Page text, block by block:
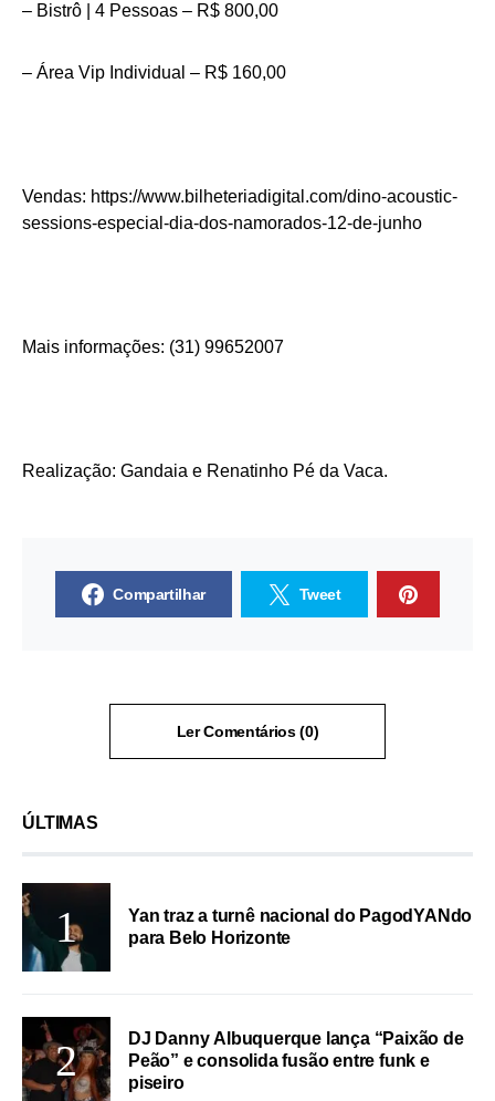
– Bistrô | 4 Pessoas – R$ 800,00
– Área Vip Individual – R$ 160,00
Vendas: https://www.bilheteriadigital.com/dino-acoustic-
sessions-especial-dia-dos-namorados-12-de-junho
Mais informações: (31) 99652007
Realização: Gandaia e Renatinho Pé da Vaca.
Compartilhar Tweet
Ler Comentários (0)
ÚLTIMAS
Yan traz a turnê nacional do PagodYANdo
para Belo Horizonte
DJ Danny Albuquerque lança “Paixão de
Peão” e consolida fusão entre funk e
piseiro